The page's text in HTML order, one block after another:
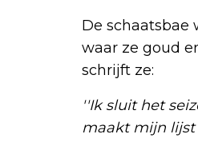
De schaatsbae
waar ze goud
schrijft ze:
''Ik sluit het
maakt mijn lijst